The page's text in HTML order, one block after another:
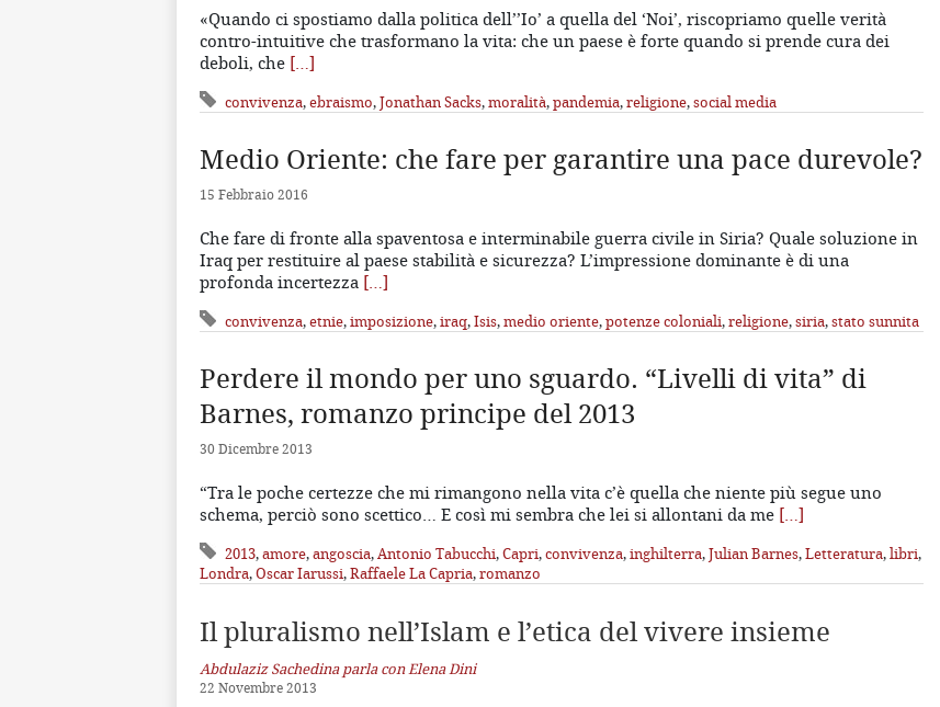
«Quando ci spostiamo dalla politica dell’’Io’ a quella del ‘Noi’, riscopriamo quelle verità
contro-intuitive che trasformano la vita: che un paese è forte quando si prende cura dei
deboli, che […]
convivenza,ebraismo,Jonathan Sacks,moralità,pandemia,religione,social media
Medio Oriente: che fare per garantire una pace durevole?
15 Febbraio 2016
Che fare di fronte alla spaventosa e interminabile guerra civile in Siria? Quale soluzione in
Iraq per restituire al paese stabilità e sicurezza? L’impressione dominante è di una
profonda incertezza […]
convivenza,etnie,imposizione,iraq,Isis,medio oriente,potenze coloniali,religione,siria,stato sunnita
Perdere il mondo per uno sguardo. “Livelli di vita” di
Barnes, romanzo principe del 2013
30 Dicembre 2013
“Tra le poche certezze che mi rimangono nella vita c’è quella che niente più segue uno
schema, perciò sono scettico… E così mi sembra che lei si allontani da me […]
2013,amore,angoscia,Antonio Tabucchi,Capri,convivenza,inghilterra,Julian Barnes,Letteratura,libri,
Londra,Oscar Iarussi,Raffaele La Capria,romanzo
Il pluralismo nell’Islam e l’etica del vivere insieme
Abdulaziz Sachedina parla con Elena Dini
22 Novembre 2013